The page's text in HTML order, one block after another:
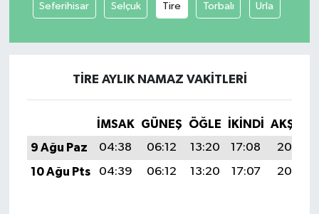
Seferihisar Selçuk Tire Torbalı Urla
TIRE AYLIK NAMAZ VAKITLERI
İMSAK GÜNEŞ ÖĞLE İKINDI
AKŞAM
9 Ağu Paz
04:38 06:12 13:20 17:08
20:18
10 Ağu Pts
04:39 06:12 13:20 17:07 20:17